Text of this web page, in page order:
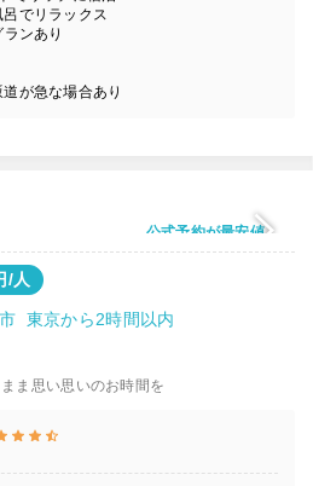
でリラックス
ンあり
が急な場合あり
公式予約が最安値
/人
東京から2時間以内
ま思い思いのお時間を